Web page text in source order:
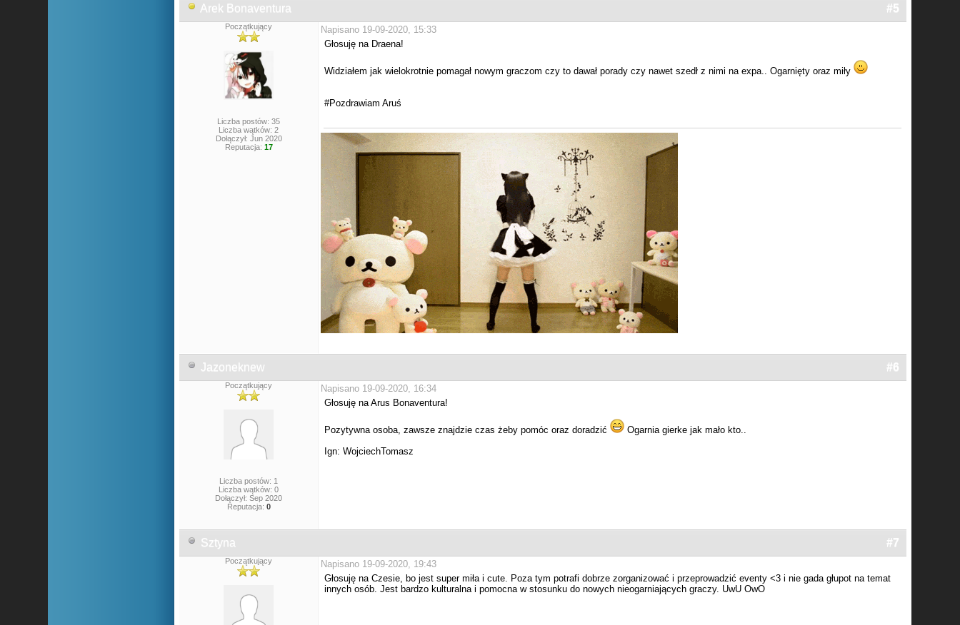
Arek Bonaventura #5
Początkujący
Liczba postów: 35
Liczba wątków: 2
Dołączył: Jun 2020
Reputacja: 17
Napisano 19-09-2020, 15:33
Głosuję na Draena!
Widziałem jak wielokrotnie pomagał nowym graczom czy to dawał porady czy nawet szedł z nimi na expa.. Ogarnięty oraz miły
#Pozdrawiam Aruś
Jazoneknew #6
Początkujący
Liczba postów: 1
Liczba wątków: 0
Dołączył: Sep 2020
Reputacja: 0
Napisano 19-09-2020, 16:34
Głosuję na Arus Bonaventura!
Pozytywna osoba, zawsze znajdzie czas żeby pomóc oraz doradzić
Ogarnia gierke jak mało kto..
Ign: WojciechTomasz
Sztyna #7
Początkujący
Napisano 19-09-2020, 19:43
Głosuję na Czesie, bo jest super miła i cute. Poza tym potrafi dobrze zorganizować i przeprowadzić eventy <3 i nie gada głupot na temat
innych osób. Jest bardzo kulturalna i pomocna w stosunku do nowych nieogarniających graczy. UwU OwO